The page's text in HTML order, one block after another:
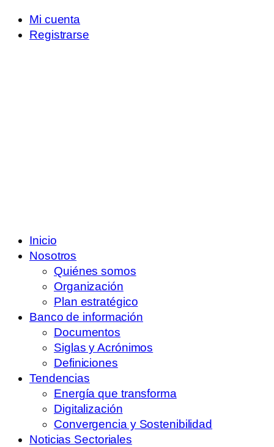
Mi cuenta
Registrarse
Inicio
Nosotros
Quiénes somos
Organización
Plan estratégico
Banco de información
Documentos
Siglas y Acrónimos
Definiciones
Tendencias
Energía que transforma
Digitalización
Convergencia y Sostenibilidad
Noticias Sectoriales